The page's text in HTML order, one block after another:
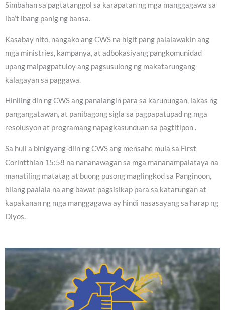
Simbahan sa pagtatanggol sa karapatan ng mga manggagawa sa
iba’t ibang panig ng bansa.
Kasabay nito, nangako ang CWS na higit pang palalawakin ang
mga ministries, kampanya, at adbokasiyang pangkomunidad
upang maipagpatuloy ang pagsusulong ng makatarungang
kalagayan sa paggawa.
Hiniling din ng CWS ang panalangin para sa karunungan, lakas ng
pangangatawan, at panibagong sigla sa pagpapatupad ng mga
resolusyon at programang napagkasunduan sa pagtitipon .
Sa huli a binigyang-diin ng CWS ang mensahe mula sa First
Corintthian 15:58 na nananawagan sa mga mananampalataya na
manatiling matatag at buong pusong maglingkod sa Panginoon,
bilang paalala na ang bawat pagsisikap para sa katarungan at
kapakanan ng mga manggagawa ay hindi nasasayang sa harap ng
Diyos.